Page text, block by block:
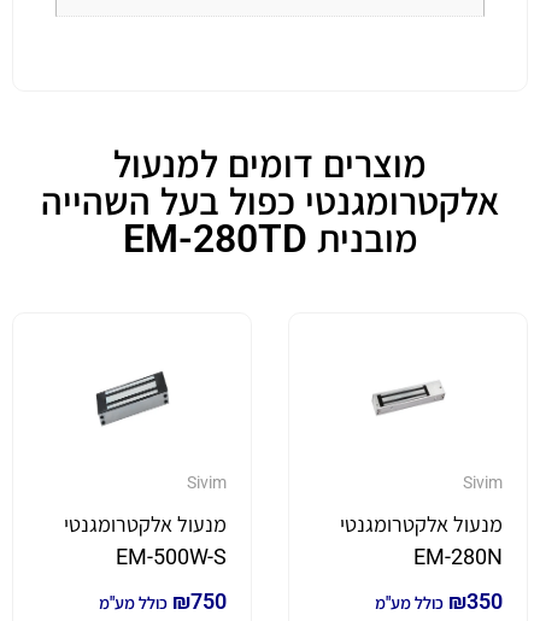
מוצרים דומים למנעול
אלקטרומגנטי כפול בעל השהייה
מובנית EM-280TD
Sivim
מנעול אלקטרומגנטי
EM-280N
₪350 כולל מע"מ
Sivim
מנעול אלקטרומגנטי
EM-500W-S
₪750 כולל מע"מ